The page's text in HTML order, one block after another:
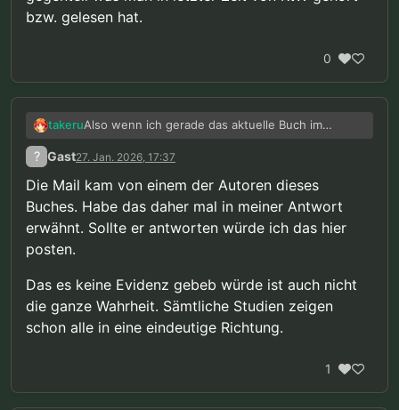
bzw. gelesen hat.
0
takeruAlso wenn ich gerade das aktuelle Buch im
Rückgedanke habe, ist das aber das komplette
gegenteil was man in letzter Zeit von KtW gehört
? Gast27. Jan. 2026, 17:37
Die Mail kam von einem der Autoren dieses
Buches. Habe das daher mal in meiner Antwort
erwähnt. Sollte er antworten würde ich das hier
posten.
Das es keine Evidenz gebeb würde ist auch nicht
die ganze Wahrheit. Sämtliche Studien zeigen
schon alle in eine eindeutige Richtung.
1